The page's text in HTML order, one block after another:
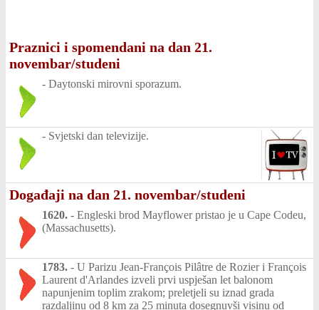
Praznici i spomendani na dan 21.
novembar/studeni
- Daytonski mirovni sporazum.
- Svjetski dan televizije.
Događaji na dan 21. novembar/studeni
1620. - Engleski brod Mayflower pristao je u Cape Codeu,
(Massachusetts).
1783. - U Parizu Jean-François Pilâtre de Rozier i François
Laurent d'Arlandes izveli prvi uspješan let balonom
napunjenim toplim zrakom; preletjeli su iznad grada
razdaljinu od 8 km za 25 minuta dosegnuvši visinu od